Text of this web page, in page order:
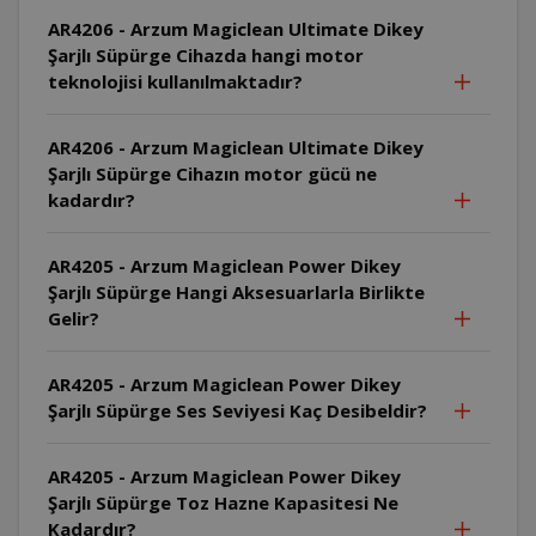
AR4206 - Arzum Magiclean Ultimate Dikey
Şarjlı Süpürge Cihazda hangi motor
teknolojisi kullanılmaktadır?
AR4206 - Arzum Magiclean Ultimate Dikey
Şarjlı Süpürge Cihazın motor gücü ne
kadardır?
AR4205 - Arzum Magiclean Power Dikey
Şarjlı Süpürge Hangi Aksesuarlarla Birlikte
Gelir?
AR4205 - Arzum Magiclean Power Dikey
Şarjlı Süpürge Ses Seviyesi Kaç Desibeldir?
AR4205 - Arzum Magiclean Power Dikey
Şarjlı Süpürge Toz Hazne Kapasitesi Ne
Kadardır?